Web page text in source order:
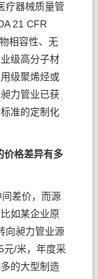
疗器械质量管
21 CFR
相容性、无
级高分子材
级聚烯烃或
力管业已获
准的定制化
价格差异有多
差价，而源
如某企业原
向昶力管业源
元/米，年度采
的大型制造